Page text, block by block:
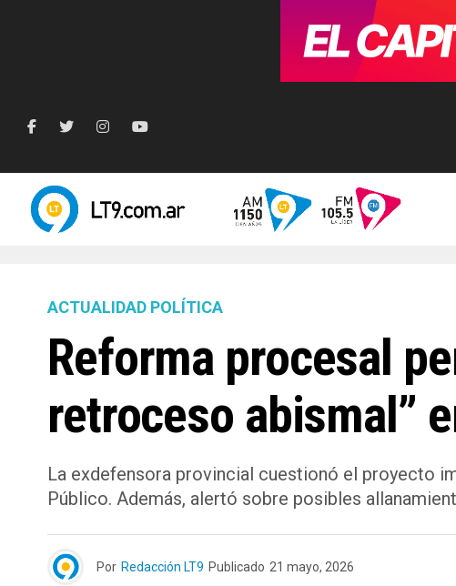
ACTUALIDAD POLÍTICA
Reforma procesal
retroceso abismal”
La exdefensora provincial cuestionó el proyecto
Público. Además, alertó sobre posibles
Por Redacción LT9 Publicado 21 mayo, 2026